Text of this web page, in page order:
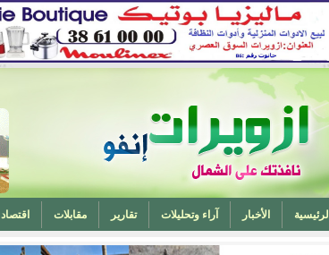
الرئيسية الأخبار آراء وتحليلات تقارير مقابلات اقتصاد
تخرج أحد ابناء ازويرات مهندسا في الهندسة الميكانيكية من المغرب (تهنئة)